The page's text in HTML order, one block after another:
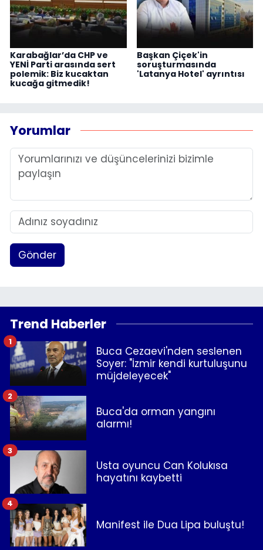
Karabağlar’da CHP ve
YENİ Parti arasında sert
polemik: Biz kucaktan
kucağa gitmedik!
Başkan Çiçek'in
soruşturmasında
'Latanya Hotel' ayrıntısı
Yorumlar
Gönder
Trend Haberler
Buca Cezaevi'nden seslenen
Soyer: "İzmir kendi kurtuluşunu
müjdeleyecek"
1
Buca'da orman yangını
alarmı!
2
Usta oyuncu Can Kolukısa
hayatını kaybetti
3
Manifest ile Dua Lipa buluştu!
4